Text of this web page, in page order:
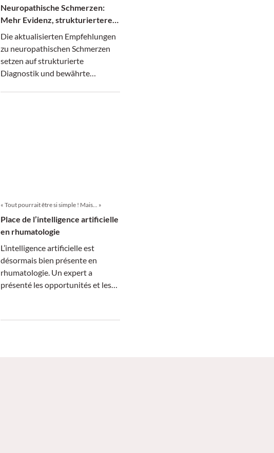
Neuropathische Schmerzen:
Mehr Evidenz, strukturiertere
Diagnostik
Die aktualisierten Empfehlungen
zu neuropathischen Schmerzen
setzen auf strukturierte
Diagnostik und bewährte
« Tout pourrait être si simple ! Mais... »
Place de l’intelligence artificielle
en rhumatologie
L’intelligence artificielle est
désormais bien présente en
rhumatologie. Un expert a
présenté les opportunités et les